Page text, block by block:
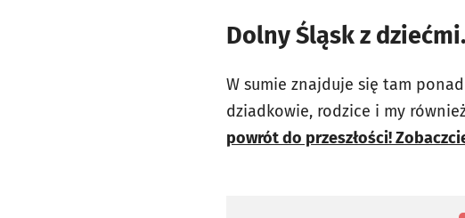
Dolny Śląsk z
W sumie znajduje się tam
dziadkowie, rodzice i my
powrót do przeszłości!